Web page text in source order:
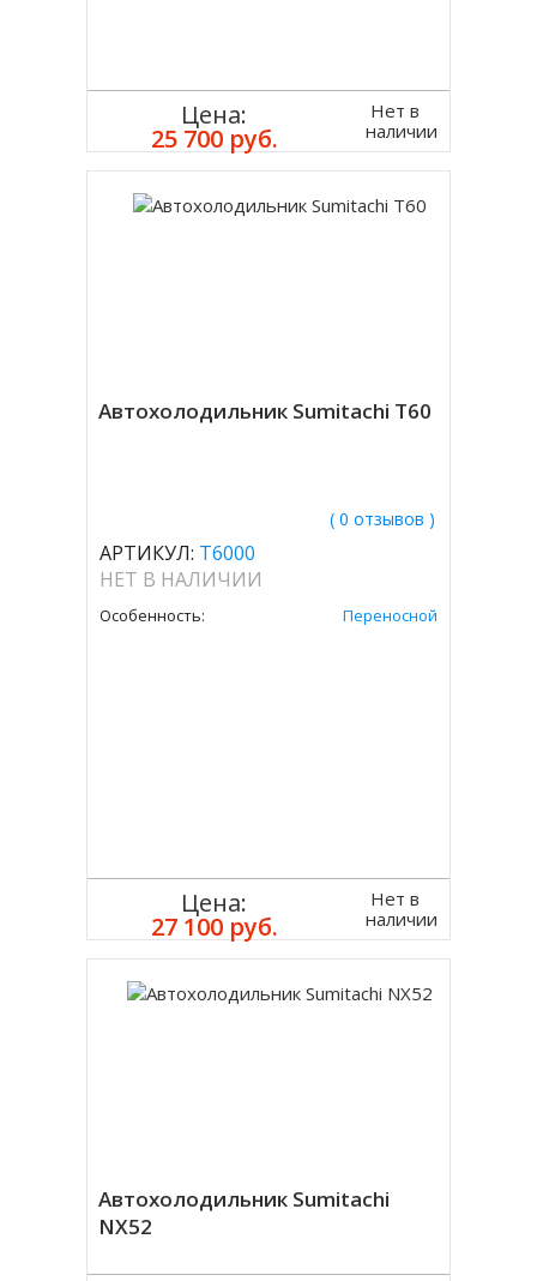
Цена:
25 700 руб.
Нет в
наличии
Автохолодильник Sumitachi T60
( 0 отзывов )
АРТИКУЛ: T6000
НЕТ В НАЛИЧИИ
Особенность: Переносной
Цена:
27 100 руб.
Нет в
наличии
Автохолодильник Sumitachi
NX52